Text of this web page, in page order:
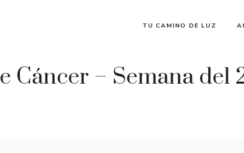
TU CAMINO DE LUZ
Cáncer – Semana del